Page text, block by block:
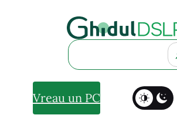
Search
Vreau un PC